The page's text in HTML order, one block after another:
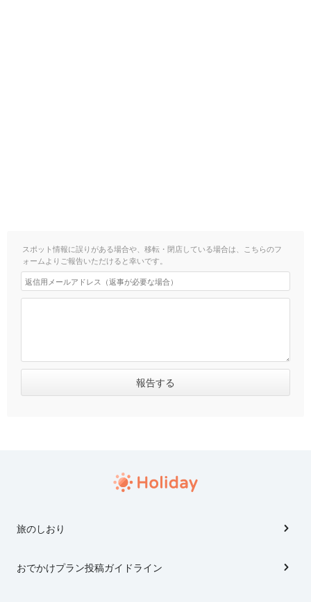
スポット情報に誤りがある場合や、移転・閉店している場合は、こちらのフ
ォームよりご報告いただけると幸いです。
旅のしおり
おでかけプラン投稿ガイドライン